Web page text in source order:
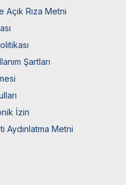
Açık Rıza Metni
Şartları
İzin
Aydınlatma Metni